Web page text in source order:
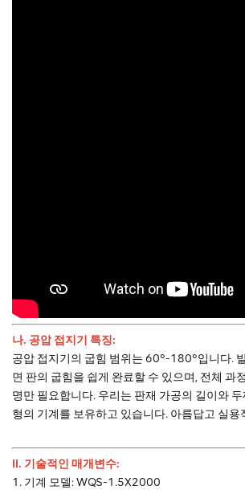
나. 공압 접지기 특징:
공압 접지기의 굽힘 범위는 60°-180°입니다.
면 판의 굽힘을 쉽게 완료할 수 있으며, 전체 과
명만 필요합니다. 우리는 판재 가공의 길이와
형의 기계를 보유하고 있습니다. 아름답고 실용
II. 기술적인 매개변수:
1. 기계 모델: WQS-1.5X2000